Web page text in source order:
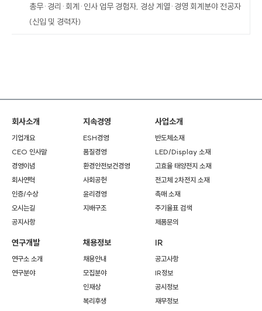
총무·경리·회계·인사 업무 경험자, 경상 계열·경영 회계분야 전공자
(신입 및 경력자)
회사소개
기업개요
CEO 인사말
경영이념
회사연혁
인증/수상
오시는길
공지사항
지속경영
ESH경영
품질경영
환경안전보건경영
사회공헌
윤리경영
지배구조
사업소개
반도체소재
LED/Display 소재
고효율 태양전지 소재
전고체 2차전지 소재
촉매 소재
주기율표 검색
제품문의
연구개발
연구소 소개
연구분야
채용정보
채용안내
모집분야
인재상
복리후생
IR
공고사항
IR정보
공시정보
재무정보